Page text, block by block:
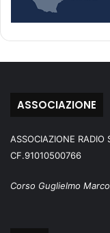
ASSOCIAZIONE
ASSOCIAZIONE RADIO
CF.91010500766
Corso Guglielmo